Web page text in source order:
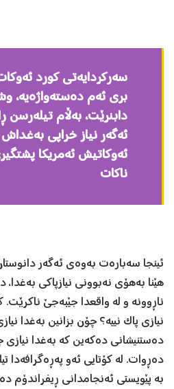
سەرکردایەتی کورد
بری ئەم دەستەواژەیە،
دابنرێت، بەڵام تيلەرسن
ئەگەر نياز خراپی
ئەوکاتيش ئەمريکا
ناکات
ئينجا سەبارەت بەوەی ئەگەر
هێنا بەهۆی نەبوونی نيازپاکی
ناڕوونە و لە واقعدا جێبەجێ
نيازی پاک نييە؟ چۆن بزانين بەغدا
دەستنيشانی دەکەين کە بەغدا نيازی
دەڕوات. لە کۆتایی ئەو پەڕەگرافەدا
بە پێويستی ئەنجامدانی ڕيفراندۆم